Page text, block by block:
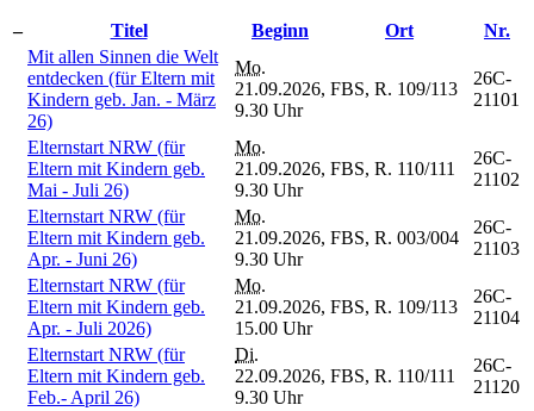
– Titel Beginn Ort
Nr.
Mit allen Sinnen die Welt
entdecken (für Eltern mit
Kindern geb. Jan. - März
26)
Mo.
21.09.2026,
9.30 Uhr
FBS, R. 109/113
26C-
21101
Elternstart NRW (für
Eltern mit Kindern geb.
Mai - Juli 26)
Mo.
21.09.2026,
9.30 Uhr
FBS, R. 110/111
26C-
21102
Elternstart NRW (für
Eltern mit Kindern geb.
Apr. - Juni 26)
Mo.
21.09.2026,
9.30 Uhr
FBS, R. 003/004
26C-
21103
Elternstart NRW (für
Eltern mit Kindern geb.
Apr. - Juli 2026)
Mo.
21.09.2026,
15.00 Uhr
FBS, R. 109/113
26C-
21104
Elternstart NRW (für
Eltern mit Kindern geb.
Feb.- April 26)
Di.
22.09.2026,
9.30 Uhr
FBS, R. 110/111
26C-
21120